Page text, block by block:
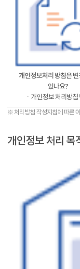
개인정보처리 방침은 변
있나요?
ㆍ개인정보 처리방침
※ 처리방침 작성지침에 따른
개인정보 처리 목